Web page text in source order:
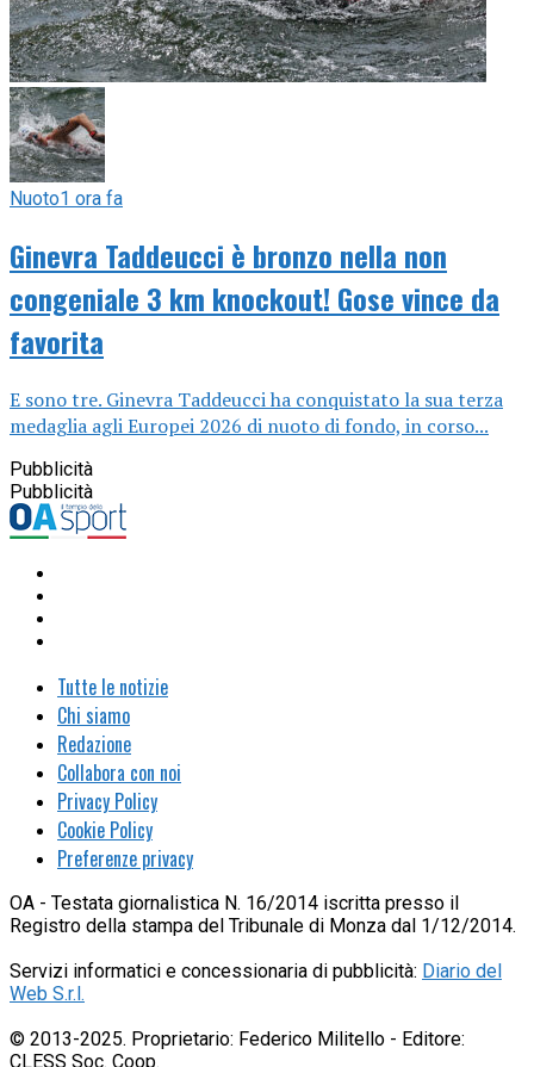
Nuoto1 ora fa
Ginevra Taddeucci è bronzo nella non
congeniale 3 km knockout! Gose vince da
favorita
E sono tre. Ginevra Taddeucci ha conquistato la sua terza
medaglia agli Europei 2026 di nuoto di fondo, in corso...
Pubblicità
Pubblicità
Tutte le notizie
Chi siamo
Redazione
Collabora con noi
Privacy Policy
Cookie Policy
Preferenze privacy
OA - Testata giornalistica N. 16/2014 iscritta presso il
Registro della stampa del Tribunale di Monza dal 1/12/2014.
Servizi informatici e concessionaria di pubblicità: Diario del
Web S.r.l.
© 2013-2025. Proprietario: Federico Militello - Editore:
CLESS Soc. Coop.